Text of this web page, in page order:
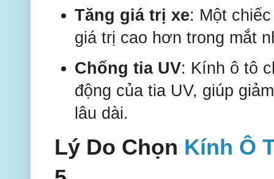
Tăng giá trị xe: Một
giá trị cao hơn trong mắt
Chống tia UV: Kính ô tô
động của tia UV, giúp
lâu dài.
Lý Do Chọn Kính Ô